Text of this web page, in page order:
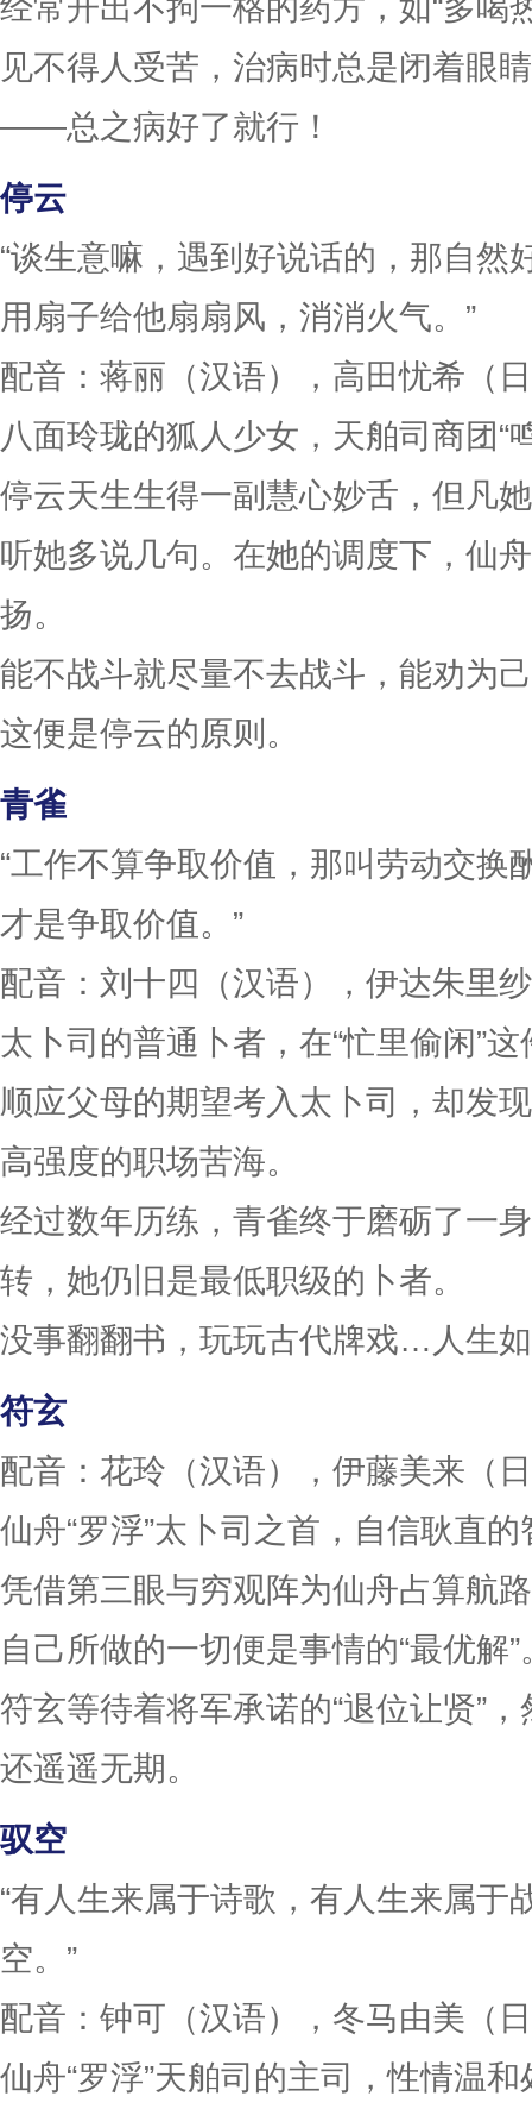
经常开出不拘一格的药方，如“多喝
见不得人受苦，治病时总是闭着眼
——总之病好了就行！
停云
“谈生意嘛，遇到好说话的，那自然
用扇子给他扇扇风，消消火气。”
配音：蒋丽（汉语），高田忧希（
八面玲珑的狐人少女，天舶司商团“
停云天生生得一副慧心妙舌，但凡
听她多说几句。在她的调度下，仙
扬。
能不战斗就尽量不去战斗，能劝为
这便是停云的原则。
青雀
“工作不算争取价值，那叫劳动交换
才是争取价值。”
配音：刘十四（汉语），伊达朱里
太卜司的普通卜者，在“忙里偷闲”
顺应父母的期望考入太卜司，却发
高强度的职场苦海。
经过数年历练，青雀终于磨砺了一
转，她仍旧是最低职级的卜者。
没事翻翻书，玩玩古代牌戏…人生
符玄
配音：花玲（汉语），伊藤美来（
仙舟“罗浮”太卜司之首，自信耿直的
凭借第三眼与穷观阵为仙舟占算航
自己所做的一切便是事情的“最优解”
符玄等待着将军承诺的“退位让贤”
还遥遥无期。
驭空
“有人生来属于诗歌，有人生来属于
空。”
配音：钟可（汉语），冬马由美（
仙舟“罗浮”天舶司的主司，性情温